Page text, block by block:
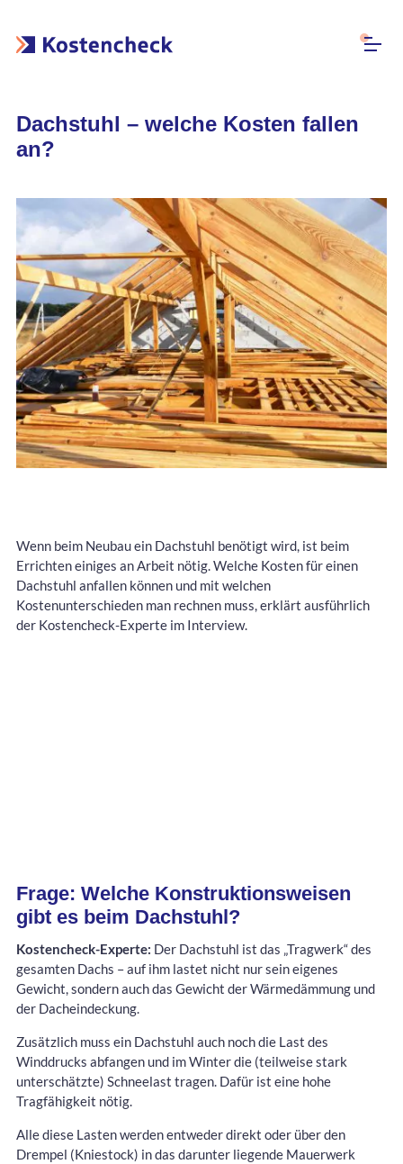
Dachstuhl – welche Kosten fallen
an?
Wenn beim Neubau ein Dachstuhl benötigt wird, ist beim
Errichten einiges an Arbeit nötig. Welche Kosten für einen
Dachstuhl anfallen können und mit welchen
Kostenunterschieden man rechnen muss, erklärt ausführlich
der Kostencheck-Experte im Interview.
Frage: Welche Konstruktionsweisen
gibt es beim Dachstuhl?
Kostencheck-Experte: Der Dachstuhl ist das „Tragwerk“ des
gesamten Dachs – auf ihm lastet nicht nur sein eigenes
Gewicht, sondern auch das Gewicht der Wärmedämmung und
der Dacheindeckung.
Zusätzlich muss ein Dachstuhl auch noch die Last des
Winddrucks abfangen und im Winter die (teilweise stark
unterschätzte) Schneelast tragen. Dafür ist eine hohe
Tragfähigkeit nötig.
Alle diese Lasten werden entweder direkt oder über den
Drempel (Kniestock) in das darunter liegende Mauerwerk